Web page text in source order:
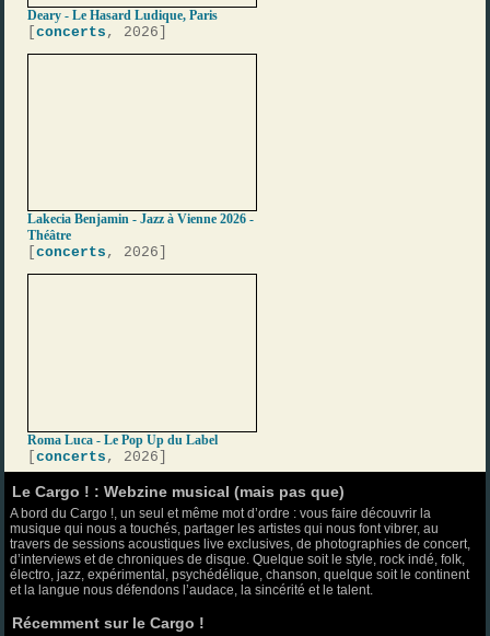
Deary - Le Hasard Ludique, Paris
[concerts , 2026]
Lakecia Benjamin - Jazz à Vienne 2026 -
Théâtre
[concerts , 2026]
Roma Luca - Le Pop Up du Label
[concerts , 2026]
Le Cargo ! : Webzine musical (mais pas que)
A bord du Cargo !, un seul et même mot d’ordre : vous faire découvrir la
musique qui nous a touchés, partager les artistes qui nous font vibrer, au
travers de sessions acoustiques live exclusives, de photographies de concert,
d’interviews et de chroniques de disque. Quelque soit le style, rock indé, folk,
électro, jazz, expérimental, psychédélique, chanson, quelque soit le continent
et la langue nous défendons l’audace, la sincérité et le talent.
Récemment sur le Cargo !